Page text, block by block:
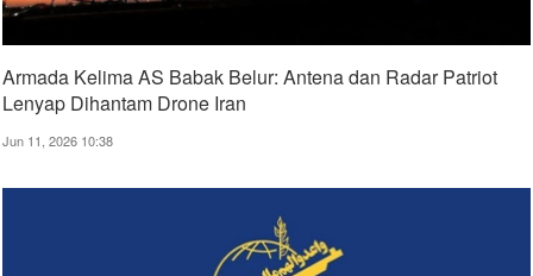
Armada Kelima AS Babak Belur: Antena dan Radar Patriot
Lenyap Dihantam Drone Iran
Jun 11, 2026 10:38